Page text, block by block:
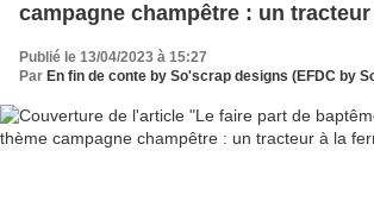
campagne champêtre : un
Publié le 13/04/2023 à 15:27
Par En fin de conte by So'scrap designs (EFDC by